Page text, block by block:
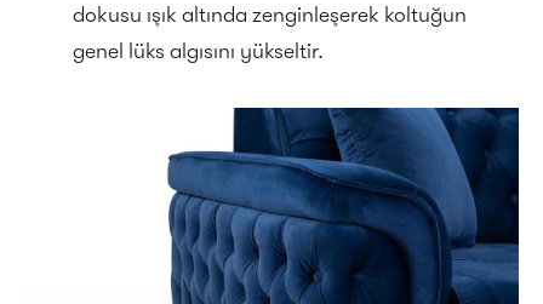
dokusu ışık altında zenginleşerek koltuğun
genel lüks algısını yükseltir.